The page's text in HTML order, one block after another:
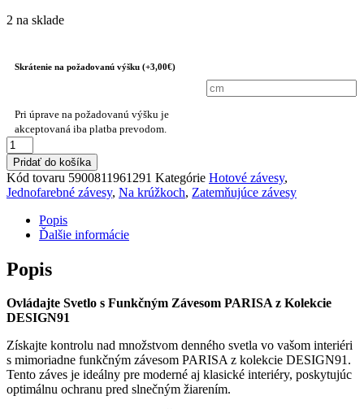
2 na sklade
Skrátenie na požadovanú výšku (+3,00€)
Pri úprave na požadovanú výšku je
akceptovaná iba platba prevodom.
množstvo
Hotový
záves
D91
PARISA
cm
Tmavo
Pridať do košíka
Kód tovaru 5900811961291 Kategórie Hotové závesy,
Jednofarebné závesy, Na krúžkoch, Zatemňujúce závesy
Popis
Ďalšie informácie
Popis
Ovládajte Svetlo s Funkčným Závesom PARISA z Kolekcie
DESIGN91
Získajte kontrolu nad množstvom denného svetla vo vašom interiéri
s mimoriadne funkčným závesom PARISA z kolekcie DESIGN91.
Tento záves je ideálny pre moderné aj klasické interiéry, poskytujúc
optimálnu ochranu pred slnečným žiarením.